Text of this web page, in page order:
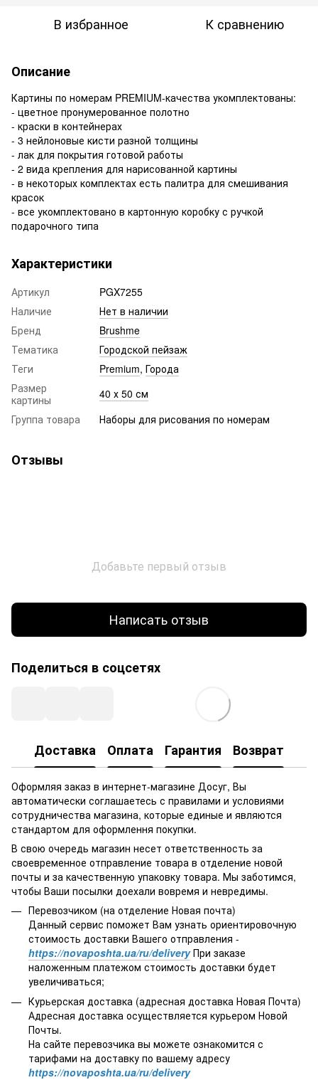
В избранное К сравнению
Описание
Картины по номерам PREMIUM-качества укомплектованы:
- цветное пронумерованное полотно
- краски в контейнерах
- 3 нейлоновые кисти разной толщины
- лак для покрытия готовой работы
- 2 вида крепления для нарисованной картины
- в некоторых комплектах есть палитра для смешивания
красок
- все укомплектовано в картонную коробку с ручкой
подарочного типа
Характеристики
Артикул
PGX7255
Наличие
Нет в наличии
Бренд
Brushme
Тематика
Городской пейзаж
Теги
Premium, Города
Размер
картины
40 х 50 см
Группа товара
Наборы для рисования по номерам
Отзывы
Добавьте первый отзыв
Написать отзыв
Поделиться в соцсетях
Доставка Оплата Гарантия Возврат
Оформляя заказ в интернет-магазине Досуг, Вы
автоматически соглашаетесь с правилами и условиями
сотрудничества магазина, которые единые и являются
стандартом для оформлення покупки.
В свою очередь магазин несет ответственность за
своевременное отправление товара в отделение новой
почты и за качественную упаковку товара. Мы заботимся,
чтобы Ваши посылки доехали вовремя и невредимы.
Перевозчиком (на отделение Новая почта)
Данный сервис поможет Вам узнать ориентировочную
стоимость доставки Вашего отправления -
https://novaposhta.ua/ru/deliveryПри заказе
наложенным платежом стоимость доставки будет
увеличиваться;
Курьерская доставка (адресная доставка Новая Почта)
Адресная доставка осуществляется курьером Новой
Почты.
На сайте перевозчика вы можете ознакомится с
тарифами на доставку по вашему адресу
https://novaposhta.ua/ru/delivery